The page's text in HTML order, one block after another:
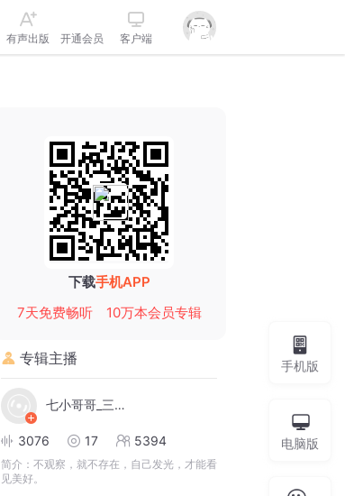
有声出版 开通会员 客户端
下载手机APP
7天免费畅听
10万本会员专辑
专辑主播
七小哥哥_三冬暖剧社
3076 17 5394
简介： 不观察，就不存在，自己发光，才能看
见美好。
手机版
电脑版